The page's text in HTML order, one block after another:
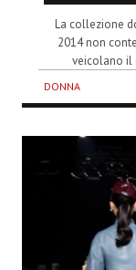
La collezione
2014 non
veicolano il
DONNA